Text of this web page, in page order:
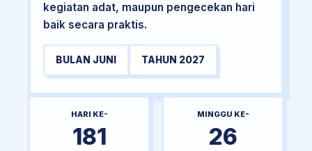
kegiatan adat, maupun pengecekan hari
baik secara praktis.
BULAN JUNI TAHUN 2027
HARI KE-
181
MINGGU KE-
26